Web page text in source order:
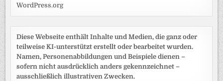
WordPress.org
Diese Webseite enthält Inhalte und Medien, die ganz oder
teilweise KI-unterstützt erstellt oder bearbeitet wurden.
Namen, Personenabbildungen und Beispiele dienen –
sofern nicht ausdrücklich anders gekennzeichnet –
ausschließlich illustrativen Zwecken.